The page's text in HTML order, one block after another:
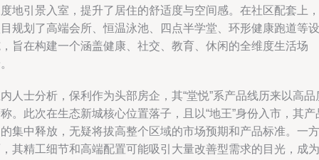
地引景入室，提升了居住的舒适度与空间感。在社区配套上，
规划了高端会所、恒温泳池、四点半学堂、环形健康跑道等设
旨在构建一个涵盖健康、社交、教育、休闲的全维度生活场
人士分析，保利作为头部房企，其“堂悦”系产品线历来以高品
。此次在生态新城核心位置落子，且以“地王”身份入市，其产
集中释放，无疑将拔高整个区域的市场预期和产品标准。一方
其精工细节和高端配置可能吸引大量改善型需求的目光，成为